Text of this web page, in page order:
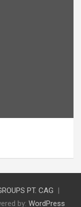
PT. CAG
by: WordPress